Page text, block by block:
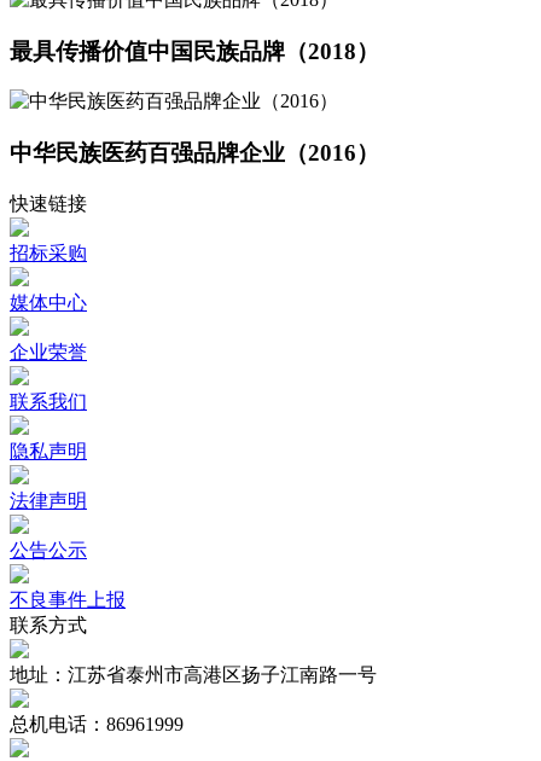
最具传播价值中国民族品牌（2018）
中华民族医药百强品牌企业（2016）
快速链接
招标采购
媒体中心
企业荣誉
联系我们
隐私声明
法律声明
公告公示
不良事件上报
联系方式
地址：江苏省泰州市高港区扬子江南路一号
总机电话：86961999